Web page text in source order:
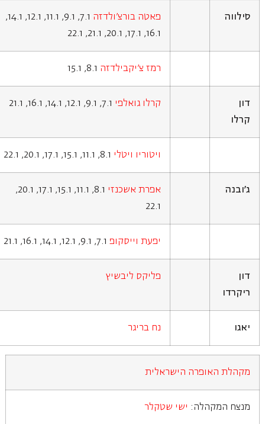
סילווה פאטה בורצ'ולדזה
7.1, 9.1, 11.1, 12.1, 14.1,
16.1, 17.1, 20.1, 21.1, 22.1
רמז צ'יקבילדזה
דון
קרלו
קרלו גואלפי
ויטוריו ויטלי
ג'ובנה אפרת אשכנזי
8.1, 11.1, 15.1, 17.1, 20.1,
22.1
יפעת וייסקופ7.1, 9.1, 12.1, 14.1, 16.1, 21.1
דון
ריקרדו
פליקס ליבשיץ
יאגו נח בריגר
מקהלת האופרה הישראלית
מנצח המקהלה: ישי שטקלר